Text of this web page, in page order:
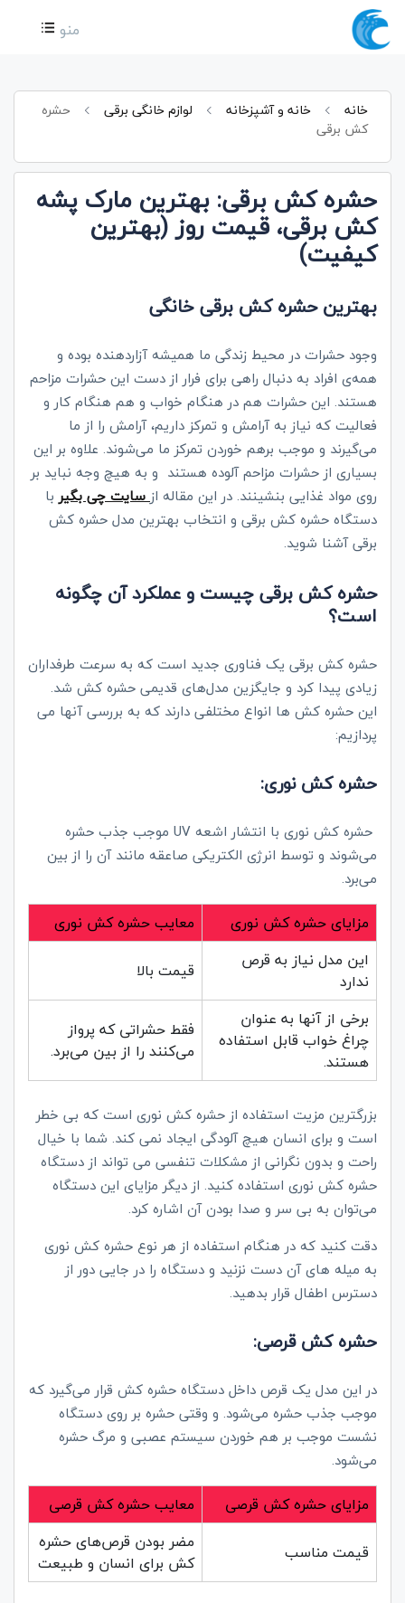
منو
خانه خانه و آشپزخانه لوازم خانگی برقی
حشره
کش برقی
حشره کش برقی: بهترین مارک پشه
کش برقی، قیمت روز (بهترین
کیفیت)
بهترین حشره کش برقی خانگی
وجود حشرات در محیط زندگی ما همیشه آزاردهنده بوده و
همه‌ی افراد به دنبال راهی برای فرار از دست این حشرات مزاحم
هستند. این حشرات هم در هنگام خواب و هم هنگام کار و
فعالیت که نیاز به آرامش و تمرکز داریم، آرامش را از ما
می‌گیرند و موجب برهم خوردن تمرکز ما می‌شوند. علاوه بر این
بسیاری از حشرات مزاحم آلوده هستند و به هیچ وجه نباید بر
روی مواد غذایی بنشینند. در این مقاله از سایت چی بگیر با
دستگاه حشره‌ کش‌ برقی و انتخاب بهترین مدل حشره کش
برقی آشنا شوید.
حشره کش برقی چیست و عملکرد آن چگونه
است؟
حشره کش برقی یک فناوری جدید است که به سرعت طرفداران
زیادی پیدا کرد و جایگزین مدل‌های قدیمی حشره‌ کش شد.
این حشره‌ کش‌ ها انواع مختلفی دارند که به بررسی آنها می
پردازیم:
حشره‌ کش‌ نوری:
حشره‌ کش‌ نوری با انتشار اشعه UV موجب جذب حشره
می‌شوند و توسط انرژی الکتریکی صاعقه مانند آن را از بین
می‌برد.
مزایای حشره کش نوری
معایب حشره کش نوری
این مدل نیاز به قرص
ندارد
قیمت بالا
برخی از آنها به عنوان
چراغ خواب قابل استفاده
هستند.
فقط حشراتی که پرواز
می‌کنند را از بین می‌برد.
بزرگترین مزیت استفاده از حشره کش نوری است که بی خطر
است و برای انسان هیچ آلودگی ایجاد نمی کند. شما با خیال
راحت و بدون نگرانی از مشکلات تنفسی می تواند از دستگاه
حشره کش نوری استفاده کنید. از دیگر مزایای این دستگاه
می‌توان به بی سر و صدا بودن آن اشاره کرد.
دقت کنید که در هنگام استفاده از هر نوع حشره کش نوری
به میله های آن دست نزنید و دستگاه را در جایی دور از
دسترس اطفال قرار بدهید.
حشره‌ کش قرصی:
در این مدل یک قرص داخل دستگاه حشره کش قرار می‌گیرد که
موجب جذب حشره می‌شود. و وقتی حشره بر روی دستگاه
نشست موجب بر هم خوردن سیستم عصبی و مرگ حشره
می‌شود.
مزایای حشره کش قرصی
معایب حشره کش قرصی
قیمت مناسب
مضر بودن قرص‌های حشره
کش برای انسان و طبیعت